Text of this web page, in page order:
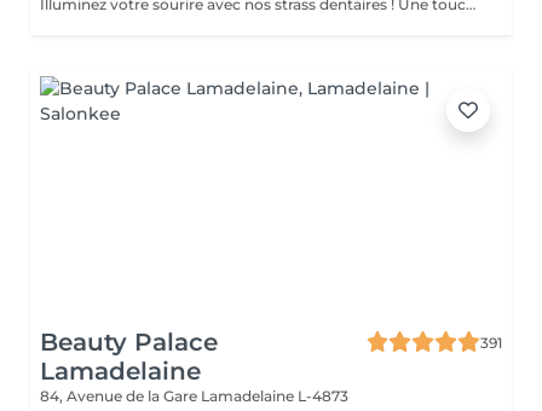
Illuminez votre sourire avec nos strass dentaires ! Une touche d'éclat pour une allure unique et tendance. Contactez-nous pour briller de mille feux !"
Beauty Palace
Lamadelaine
391
84, Avenue de la Gare Lamadelaine L-4873